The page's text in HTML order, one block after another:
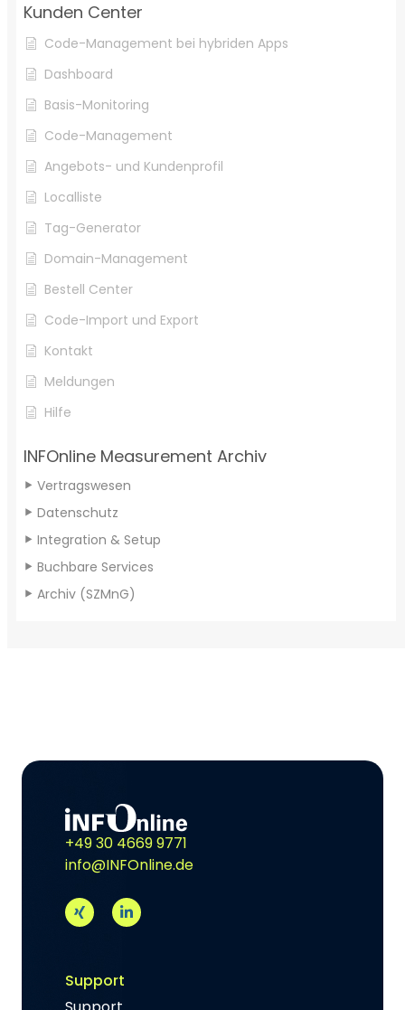
Kunden Center
Code-Management bei hybriden Apps
Dashboard
Basis-Monitoring
Code-Management
Angebots- und Kundenprofil
Localliste
Tag-Generator
Domain-Management
Bestell Center
Code-Import und Export
Kontakt
Meldungen
Hilfe
INFOnline Measurement Archiv
Vertragswesen
Datenschutz
Integration & Setup
Buchbare Services
Archiv (SZMnG)
+49 30 4669 9771
info@INFOnline.de
Support